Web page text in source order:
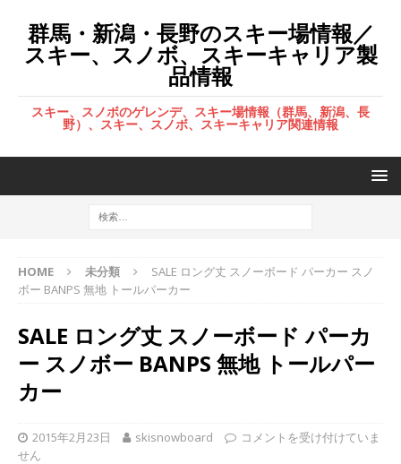
群馬・新潟・長野のスキー場情報／
スキー、スノボ、スキーキャリア製
品情報
スキー、スノボのゲレンデ、スキー場情報（群馬、新潟、長
野）、スキー、スノボ、スキーキャリア関連情報
HOME 未分類
SALE ロング丈 スノーボード パーカー スノ
ボー BANPS 無地 トールパーカー
SALE ロング丈 スノーボード パーカ
ー スノボー BANPS 無地 トールパー
カー
2015年2月23日 skisnowboard
コメントを受け付けていま
せん